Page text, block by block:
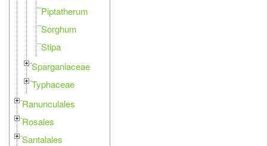
Piptatherum
Sorghum
Stipa
Sparganiaceae
Typhaceae
Ranunculales
Rosales
Santalales